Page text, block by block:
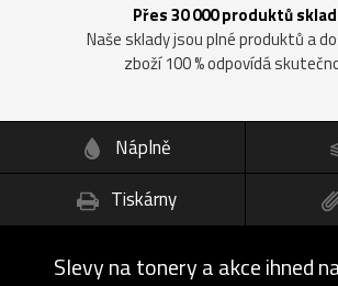
Přes 30 000 produktů
Naše sklady jsou plné produktů a
zboží 100 % odpovídá
Náplně
Tiskárny
Slevy na tonery a akce ihned